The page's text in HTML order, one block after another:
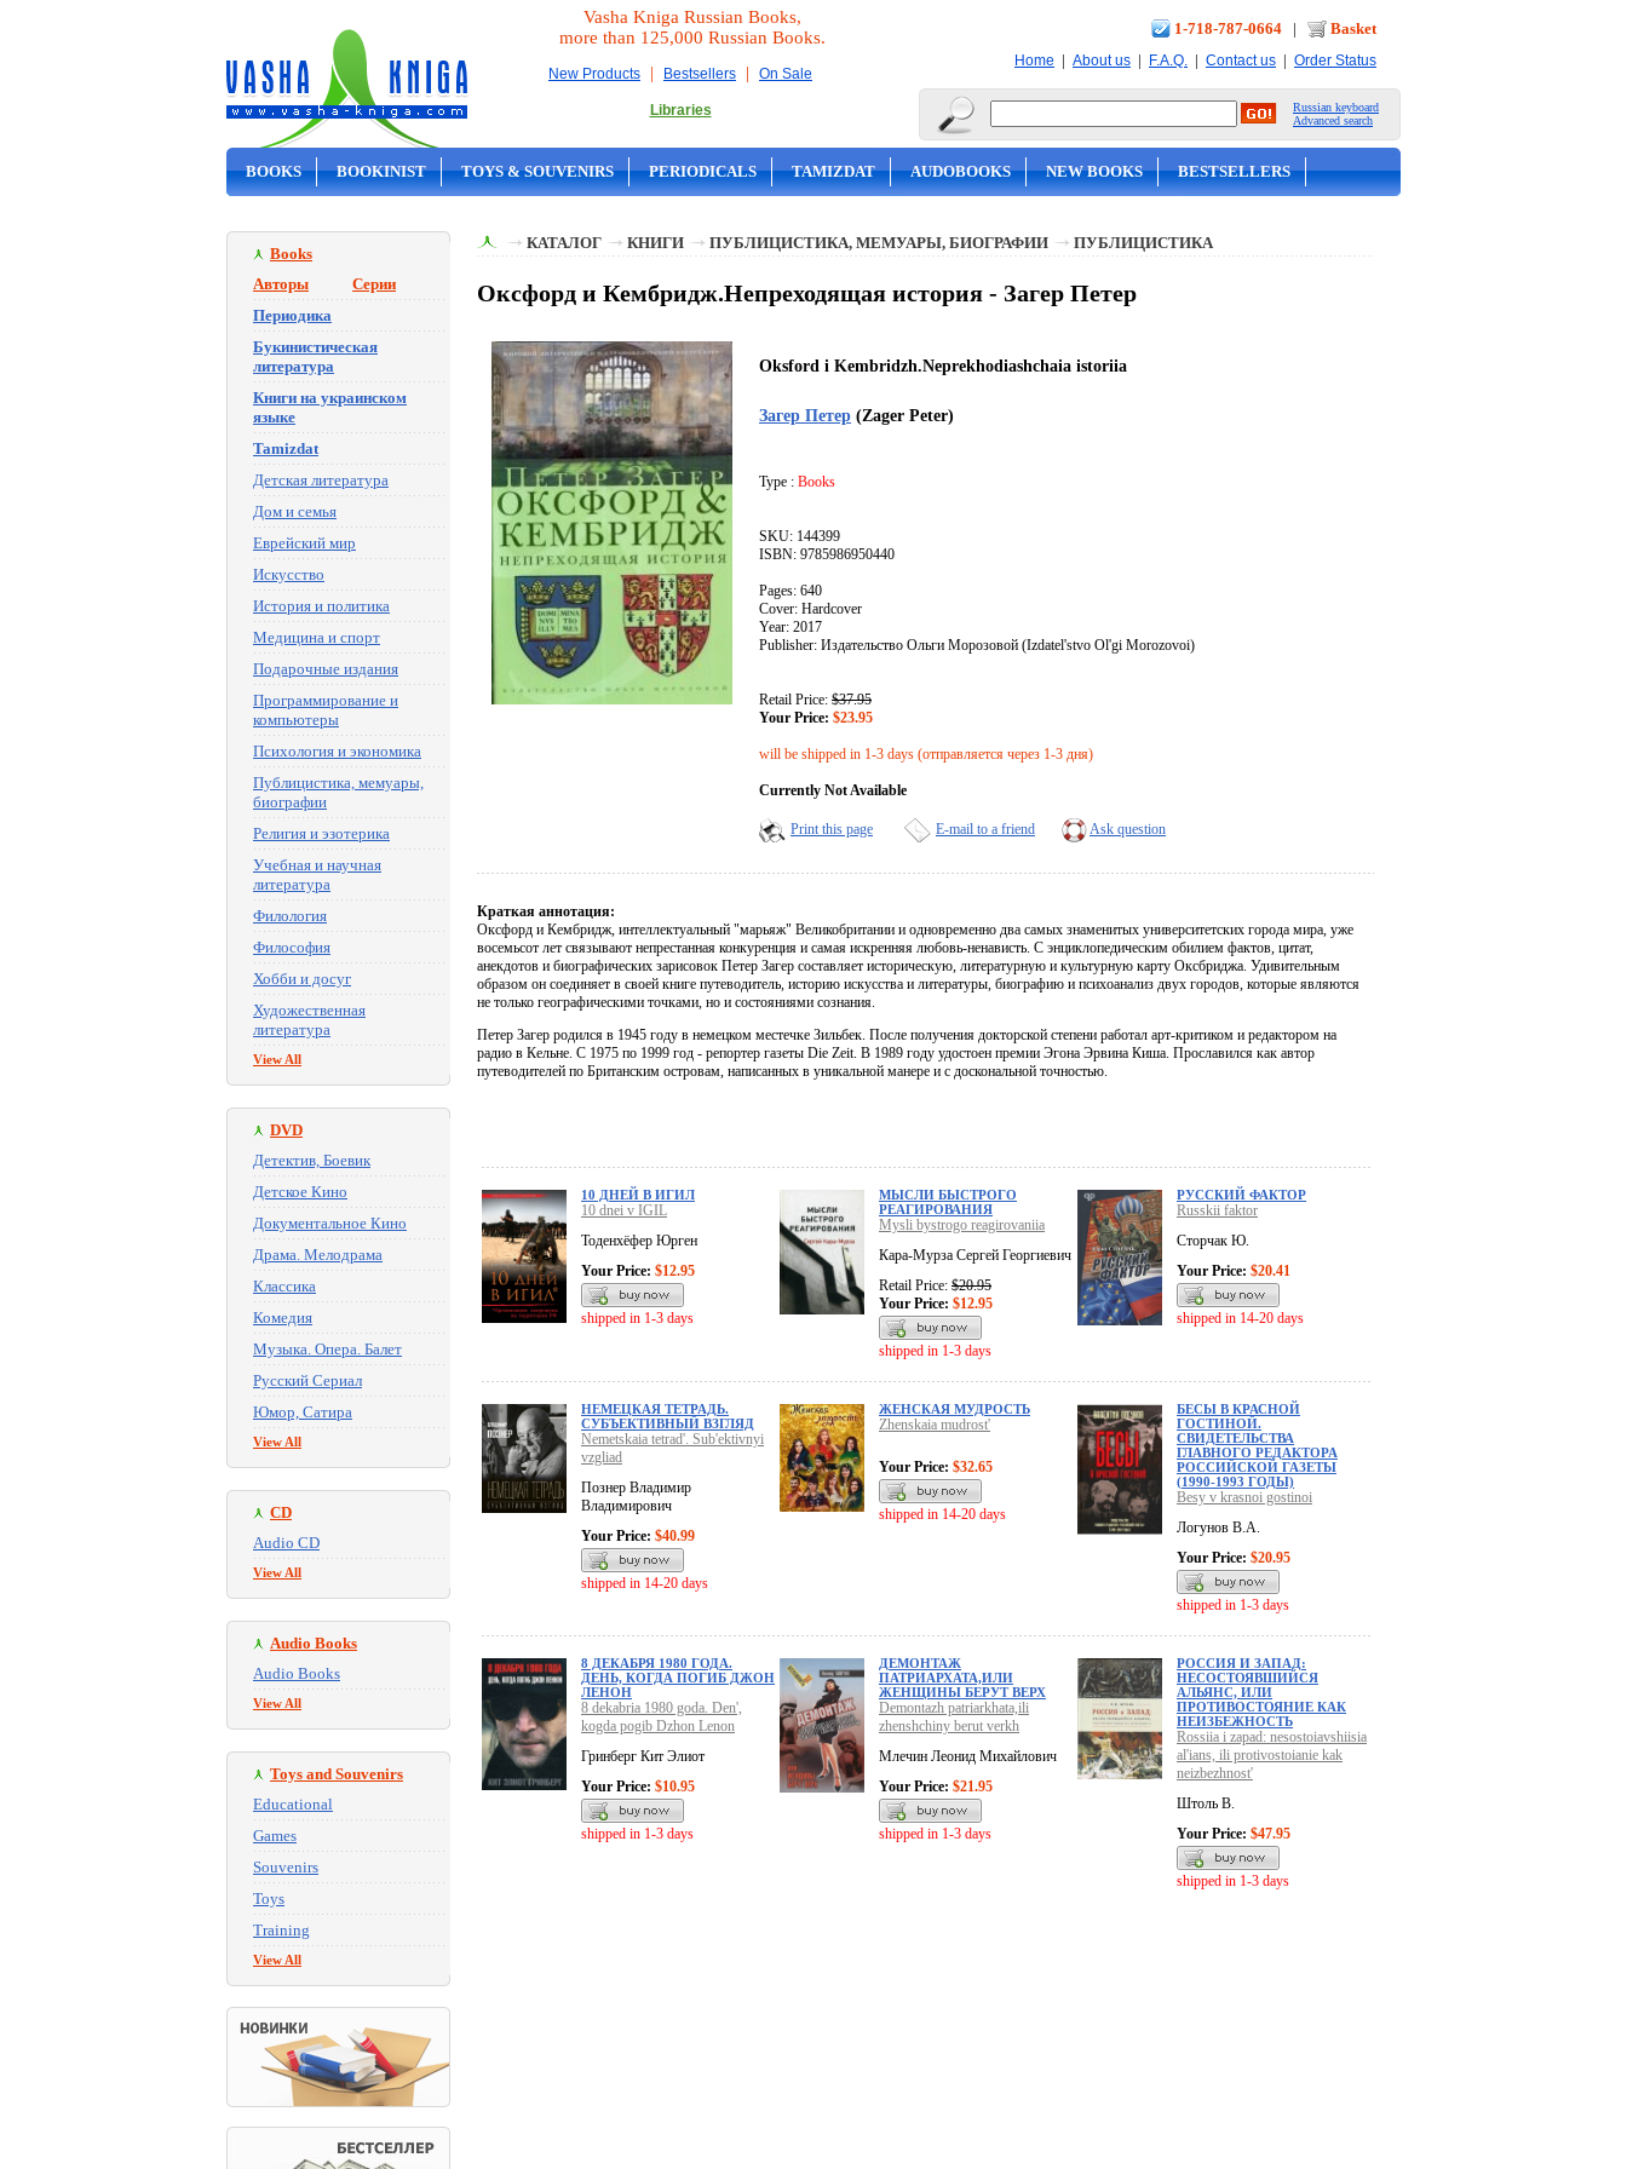
Vasha Kniga Russian Books,
more than 125,000 Russian Books.
New Products | Bestsellers | On Sale
Libraries
1-718-787-0664 | Basket
Home | About us | F.A.Q. | Contact us | Order Status
Russian keyboard
Advanced search
BOOKS BOOKINIST TOYS & SOUVENIRS PERIODICALS TAMIZDAT AUDOBOOKS NEW BOOKS BESTSELLERS
Books
Авторы
Серии
Периодика
Букинистическая
литература
Книги на украинском
языке
Tamizdat
Детская литература
Дом и семья
Еврейский мир
Искусство
История и политика
Медицина и спорт
Подарочные издания
Программирование и
компьютеры
Психология и экономика
Публицистика, мемуары,
биографии
Религия и эзотерика
Учебная и научная
литература
Филология
Философия
Хобби и досуг
Художественная
литература
View All
DVD
Детектив, Боевик
Детское Кино
Документальное Кино
Драма. Мелодрама
Классика
Комедия
Музыка. Опера. Балет
Русский Сериал
Юмор, Сатира
View All
CD
Audio CD
View All
Audio Books
Audio Books
View All
Toys and Souvenirs
Educational
Games
Souvenirs
Toys
Training
View All
КАТАЛОГ КНИГИ ПУБЛИЦИСТИКА, МЕМУАРЫ, БИОГРАФИИ ПУБЛИЦИСТИКА
Оксфорд и Кембридж.Непреходящая история - Загер Петер
Oksford i Kembridzh.Neprekhodiashchaia istoriia
Загер Петер (Zager Peter)
Type : Books
SKU: 144399
ISBN: 9785986950440
Pages: 640
Cover: Hardcover
Year: 2017
Publisher: Издательство Ольги Морозовой (Izdatel'stvo Ol'gi Morozovoi)
Retail Price: $37.95
Your Price: $23.95
will be shipped in 1-3 days (отправляется через 1-3 дня)
Currently Not Available
Print this page E-mail to a friend Ask question
Краткая аннотация:
Оксфорд и Кембридж, интеллектуальный "марьяж" Великобритании и одновременно два самых знаменитых университетских города мира, уже
восемьсот лет связывают непрестанная конкуренция и самая искренняя любовь-ненависть. С энциклопедическим обилием фактов, цитат,
анекдотов и биографических зарисовок Петер Загер составляет историческую, литературную и культурную карту Оксбриджа. Удивительным
образом он соединяет в своей книге путеводитель, историю искусства и литературы, биографию и психоанализ двух городов, которые являются
не только географическими точками, но и состояниями сознания.
Петер Загер родился в 1945 году в немецком местечке Зильбек. После получения докторской степени работал арт-критиком и редактором на
радио в Кельне. С 1975 по 1999 год - репортер газеты Die Zeit. В 1989 году удостоен премии Эгона Эрвина Киша. Прославился как автор
путеводителей по Британским островам, написанных в уникальной манере и с доскональной точностью.
10 ДНЕЙ В ИГИЛ
10 dnei v IGIL
Тоденхёфер Юрген
Your Price: $12.95
shipped in 1-3 days
МЫСЛИ БЫСТРОГО
РЕАГИРОВАНИЯ
Mysli bystrogo reagirovaniia
Кара-Мурза Сергей Георгиевич
Retail Price: $20.95
Your Price: $12.95
shipped in 1-3 days
РУССКИЙ ФАКТОР
Russkii faktor
Сторчак Ю.
Your Price: $20.41
shipped in 14-20 days
НЕМЕЦКАЯ ТЕТРАДЬ.
СУБЪЕКТИВНЫЙ ВЗГЛЯД
Nemetskaia tetrad'. Sub'ektivnyi
vzgliad
Познер Владимир
Владимирович
Your Price: $40.99
shipped in 14-20 days
ЖЕНСКАЯ МУДРОСТЬ
Zhenskaia mudrost'
Your Price: $32.65
shipped in 14-20 days
БЕСЫ В КРАСНОЙ
ГОСТИНОЙ.
СВИДЕТЕЛЬСТВА
ГЛАВНОГО РЕДАКТОРА
РОССИЙСКОЙ ГАЗЕТЫ
(1990-1993 ГОДЫ)
Besy v krasnoi gostinoi
Логунов В.А.
Your Price: $20.95
shipped in 1-3 days
8 ДЕКАБРЯ 1980 ГОДА.
ДЕНЬ, КОГДА ПОГИБ ДЖОН
ЛЕНОН
8 dekabria 1980 goda. Den',
kogda pogib Dzhon Lenon
Гринберг Кит Элиот
Your Price: $10.95
shipped in 1-3 days
ДЕМОНТАЖ
ПАТРИАРХАТА,ИЛИ
ЖЕНЩИНЫ БЕРУТ ВЕРХ
Demontazh patriarkhata,ili
zhenshchiny berut verkh
Млечин Леонид Михайлович
Your Price: $21.95
shipped in 1-3 days
РОССИЯ И ЗАПАД:
НЕСОСТОЯВШИЙСЯ
АЛЬЯНС, ИЛИ
ПРОТИВОСТОЯНИЕ КАК
НЕИЗБЕЖНОСТЬ
Rossiia i zapad: nesostoiavshiisia
al'ians, ili protivostoianie kak
neizbezhnost'
Штоль В.
Your Price: $47.95
shipped in 1-3 days